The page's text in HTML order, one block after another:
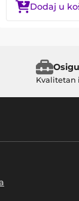
Dodaj u
Kvalitetan